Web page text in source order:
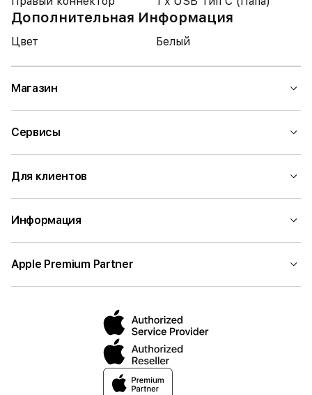
Дополнительная Информация
Цвет Белый
Магазин
Сервисы
Для клиентов
Информация
Apple Premium Partner